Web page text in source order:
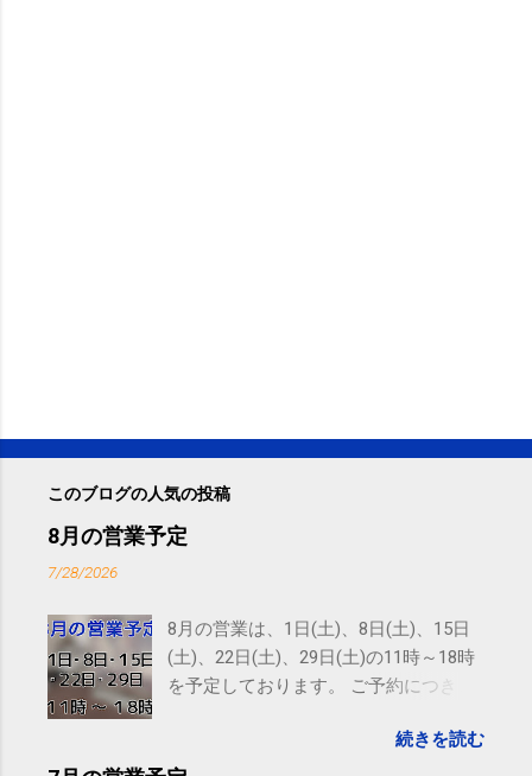
このブログの人気の投稿
8月の営業予定
7/28/2026
8月の営業は、1日(土)、8日(土)、15日
(土)、22日(土)、29日(土)の11時～18時
を予定しております。 ご予約につきま
す。 電話に出られないことがあります
ので、ご予約、お問い合わせは
続きを読む